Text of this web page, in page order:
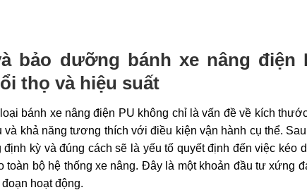
bảo dưỡng bánh xe nâng điện
thọ và hiệu suất
bánh xe nâng điện PU không chỉ là vấn đề về kích
khả năng tương thích với điều kiện vận hành cụ thể.
kỳ và đúng cách sẽ là yếu tố quyết định đến việc kéo
toàn bộ hệ thống xe nâng. Đây là một khoản đầu tư xứng
hoạt động.